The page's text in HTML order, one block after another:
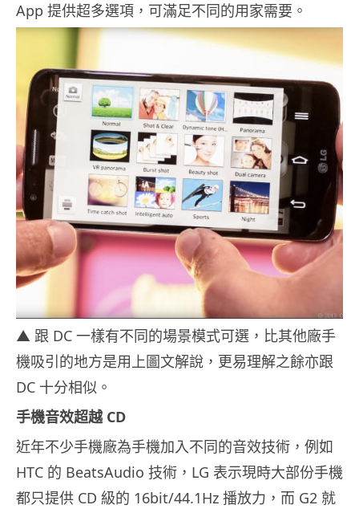
App 提供超多選項，可滿足不同的用家需要。
▲ 跟 DC 一樣有不同的場景模式可選，比其他廠手
機吸引的地方是用上圖文解說，更易理解之餘亦跟
DC 十分相似。
手機音效超越 CD
近年不少手機廠為手機加入不同的音效技術，例如
HTC 的 BeatsAudio 技術，LG 表示現時大部份手機
都只提供 CD 級的 16bit/44.1Hz 播放力，而 G2 就